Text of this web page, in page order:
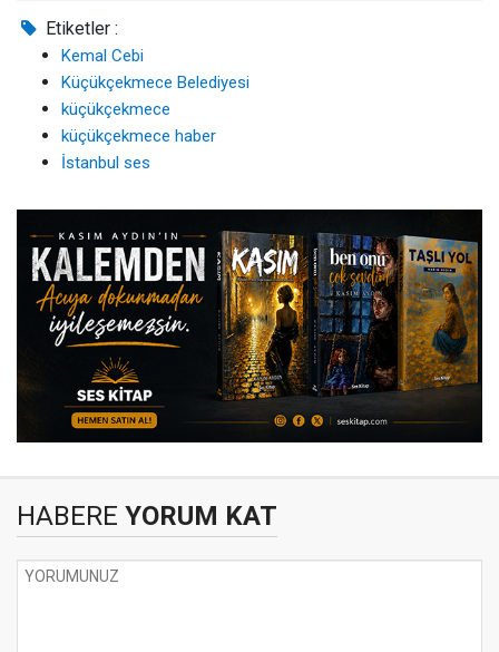
Etiketler :
Kemal Cebi
Küçükçekmece Belediyesi
küçükçekmece
küçükçekmece haber
İstanbul ses
HABERE YORUM KAT